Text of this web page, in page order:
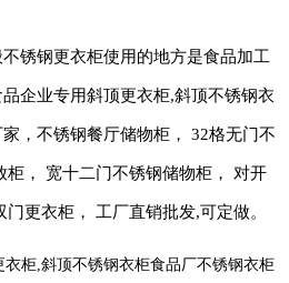
锈钢更衣柜使用的地方是食品加工
企业专用斜顶更衣柜,斜顶不锈钢衣
，不锈钢餐厅储物柜， 32格无门不
柜， 宽十二门不锈钢储物柜， 对开
更衣柜， 工厂直销批发,可定做。
柜,斜顶不锈钢衣柜食品厂不锈钢衣柜